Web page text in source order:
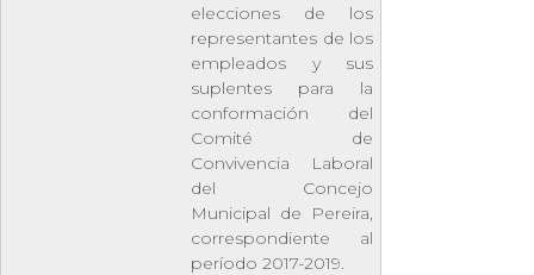
elecciones de los
representantes de los
empleados y sus
suplentes para la
conformación del
Comité de
Convivencia Laboral
del Concejo
Municipal de Pereira,
correspondiente al
período 2017-2019.